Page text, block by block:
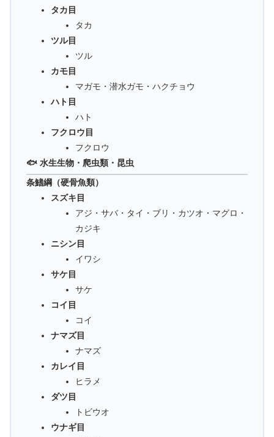
タカ目
タカ
ツル目
ツル
カモ目
マガモ・潜水ガモ・ハクチョウ
ハト目
ハト
フクロウ目
フクロウ
🐟 水生生物・爬虫類・昆虫
条鰭綱（硬骨魚類）
スズキ目
アジ・サバ・タイ・ブリ・カツオ・マグロ・
カジキ
ニシン目
イワシ
サケ目
サケ
コイ目
コイ
ナマズ目
ナマズ
カレイ目
ヒラメ
ダツ目
トビウオ
ウナギ目